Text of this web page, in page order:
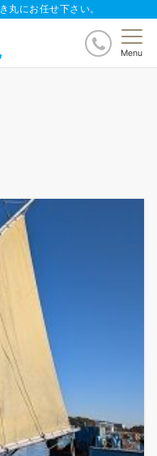
丸にお任せ下さい。
Menu